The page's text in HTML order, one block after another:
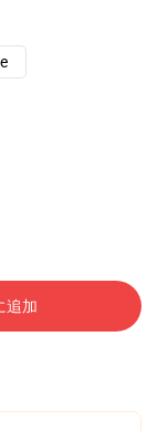
追加